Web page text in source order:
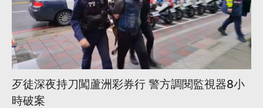
歹徒深夜持刀闖蘆洲彩券行 警方調閱監視器8小
時破案